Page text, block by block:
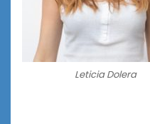
Leticia Dolera